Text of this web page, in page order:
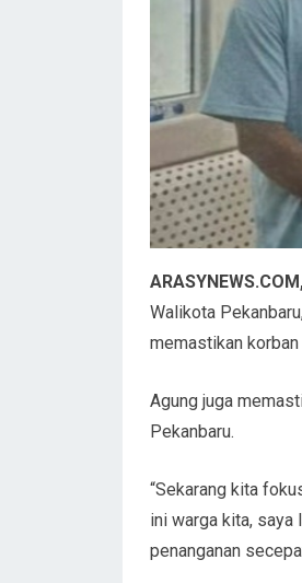
Walikota
memastikan
Agung juga
Pekanbaru.
“Sekarang kita
ini warga kita, saya
penanganan